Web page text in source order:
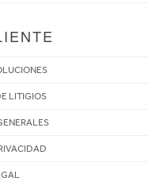
LITIGIOS